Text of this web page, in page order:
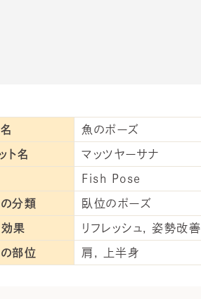
魚のポーズ
ト名 マッツヤーサナ
Fish Pose
分類 臥位のポーズ
果 リフレッシュ 姿勢改善
部位 肩 上半身